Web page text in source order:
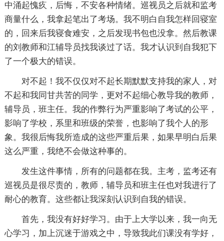
中涌起愧疚，后悔，不安各种情绪。巡视员之后就和监考
商量什么，我拿起笔出了考场。我不明白自我怎样回寝室
的，回来后我寝食难安，之后发现书包也没拿。然后教课
的刘教师和江辅导员找我谈过了话。我才认识到自我犯下
了一个极大的错误。
对不起！我不仅仅对不起长期默默支持我的家人，对
不起和我同甘共苦的同学，更对不起细心教导我的教师，
辅导员，班主任。我的作弊行为严重影响了考试的公平，
影响了学校，系里和班级的荣誉，也影响了我个人的形
象。我很后悔我所造成的这些严重后果，如果早明白后果
这么严重，我绝不会做这种事的。
发生这件事情，所有的问题都在我。主考，监考还有
巡视员是很尽责的，教师，辅导员和班主任也对我进行了
耐心的教育。这些都让我深刻认识到自我的错误。
首先，我没有好好学习。由于上大学以来，我一向无
心学习，加上沉迷于游戏之中，导致我此们课没有学好，